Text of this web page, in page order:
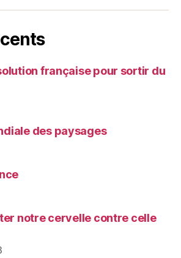
française pour sortir du
des paysages
notre cervelle contre celle